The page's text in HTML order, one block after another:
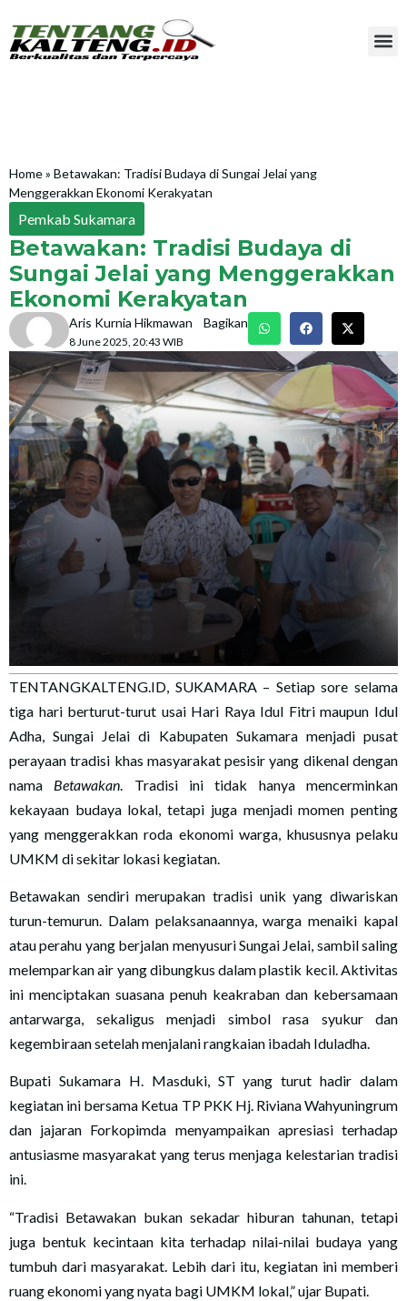
Home» Betawakan: Tradisi Budaya di Sungai Jelai yang
Menggerakkan Ekonomi Kerakyatan
Pemkab Sukamara
Betawakan: Tradisi Budaya di
Sungai Jelai yang Menggerakkan
Ekonomi Kerakyatan
Aris Kurnia Hikmawan
8 June 2025, 20:43 WIB
Bagikan
TENTANGKALTENG.ID, SUKAMARA – Setiap sore selama
tiga hari berturut-turut usai Hari Raya Idul Fitri maupun Idul
Adha, Sungai Jelai di Kabupaten Sukamara menjadi pusat
perayaan tradisi khas masyarakat pesisir yang dikenal dengan
nama Betawakan . Tradisi ini tidak hanya mencerminkan
kekayaan budaya lokal, tetapi juga menjadi momen penting
yang menggerakkan roda ekonomi warga, khususnya pelaku
UMKM di sekitar lokasi kegiatan.
Betawakan sendiri merupakan tradisi unik yang diwariskan
turun-temurun. Dalam pelaksanaannya, warga menaiki kapal
atau perahu yang berjalan menyusuri Sungai Jelai, sambil saling
melemparkan air yang dibungkus dalam plastik kecil. Aktivitas
ini menciptakan suasana penuh keakraban dan kebersamaan
antarwarga, sekaligus menjadi simbol rasa syukur dan
kegembiraan setelah menjalani rangkaian ibadah Iduladha.
Bupati Sukamara H. Masduki, ST yang turut hadir dalam
kegiatan ini bersama Ketua TP PKK Hj. Riviana Wahyuningrum
dan jajaran Forkopimda menyampaikan apresiasi terhadap
antusiasme masyarakat yang terus menjaga kelestarian tradisi
ini.
“Tradisi Betawakan bukan sekadar hiburan tahunan, tetapi
juga bentuk kecintaan kita terhadap nilai-nilai budaya yang
tumbuh dari masyarakat. Lebih dari itu, kegiatan ini memberi
ruang ekonomi yang nyata bagi UMKM lokal,” ujar Bupati.